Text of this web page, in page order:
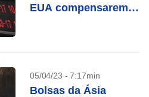
EUA compensarem
05/04/23 - 7:17min
Bolsas da Ásia